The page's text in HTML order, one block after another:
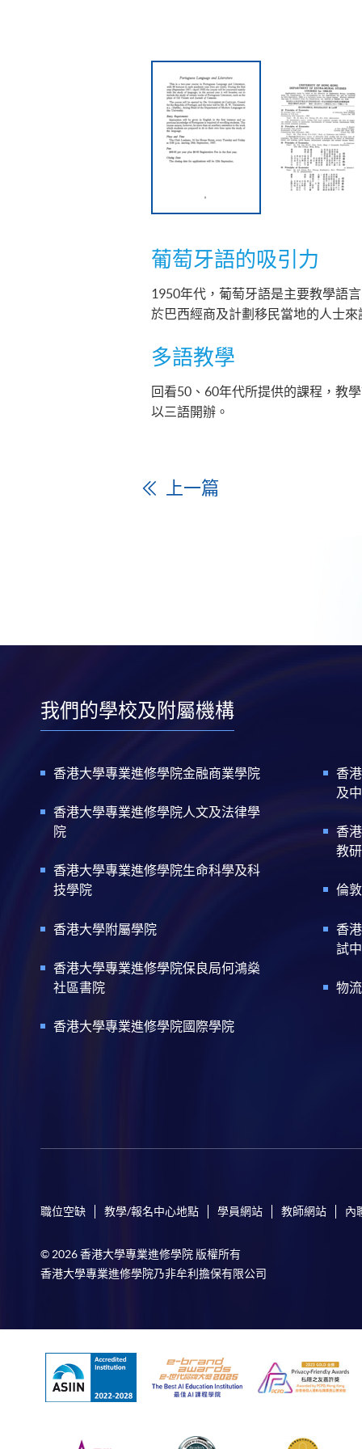
葡萄牙語的吸引力
1950年代，葡萄牙語是主要教學語
於巴西經商及計劃移民當地的人士
多語教學
回看50、60年代所提供的課程，教
以三語開辦。
上一篇
我們的學校及附屬機構
香港大學專業進修學院金融商業學院
香港大學專業進修學院人文及法律學
院
香港大學專業進修學院生命科學及科
技學院
香港大學附屬學院
香港大學專業進修學院保良局何鴻燊
社區書院
香港大學專業進修學院國際學院
香
及
香
教
倫
香
試
物
職位空缺 教學/報名中心地點 學員網站 教師網站 內
© 2026 香港大學專業進修學院 版權所有
香港大學專業進修學院乃非牟利擔保有限公司